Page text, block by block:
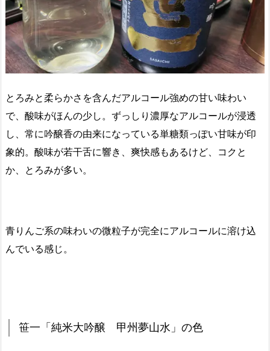
とろみと柔らかさを含んだアルコール強めの甘い味わい
で、酸味がほんの少し。ずっしり濃厚なアルコールが浸透
し、常に吟醸香の由来になっている単糖類っぽい甘味が印
象的。酸味が若干舌に響き、爽快感もあるけど、コクと
か、とろみが多い。
青りんご系の味わいの微粒子が完全にアルコールに溶け込
んでいる感じ。
笹一「純米大吟醸 甲州夢山水」の色